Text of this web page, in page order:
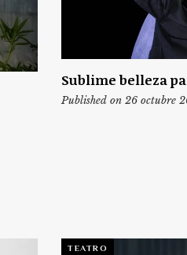
Sublime belleza
Published on 26 octubre
TEATRO